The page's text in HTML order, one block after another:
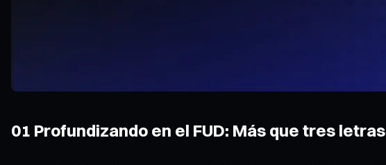
01 Profundizando en el FUD: Más que tres letras